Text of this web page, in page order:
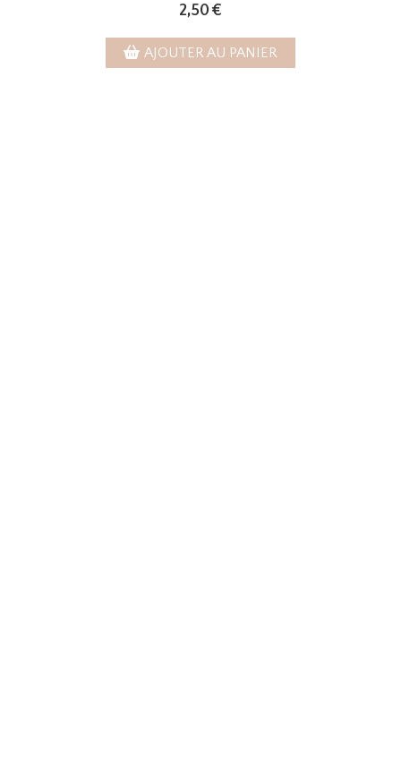
2,50 €
AJOUTER AU PANIER